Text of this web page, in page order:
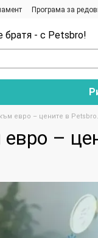
Програма за
- с Petsbro!
евро – цените в
–